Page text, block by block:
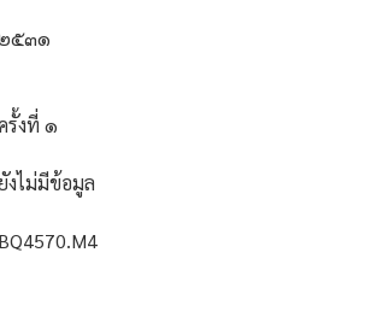
๕๓๑
รั้งที่ ๑
งไม่มีข้อมูล
BQ4570.M4